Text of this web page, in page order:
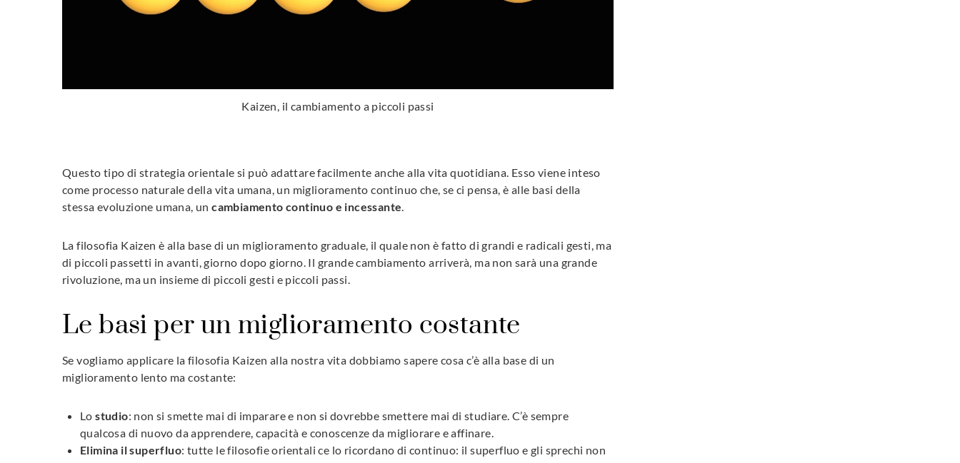
Kaizen, il cambiamento a piccoli passi
Questo tipo di strategia orientale si può adattare facilmente anche alla vita quotidiana. Esso viene inteso
come processo naturale della vita umana, un miglioramento continuo che, se ci pensa, è alle basi della
stessa evoluzione umana, uncambiamento continuo e incessante.
La filosofia Kaizen è alla base di un miglioramento graduale, il quale non è fatto di grandi e radicali gesti, ma
di piccoli passetti in avanti, giorno dopo giorno. Il grande cambiamento arriverà, ma non sarà una grande
rivoluzione, ma un insieme di piccoli gesti e piccoli passi.
Le basi per un miglioramento costante
Se vogliamo applicare la filosofia Kaizen alla nostra vita dobbiamo sapere cosa c’è alla base di un
miglioramento lento ma costante:
Lostudio: non si smette mai di imparare e non si dovrebbe smettere mai di studiare. C’è sempre
qualcosa di nuovo da apprendere, capacità e conoscenze da migliorare e affinare.
Elimina il superfluo: tutte le filosofie orientali ce lo ricordano di continuo: il superfluo e gli sprechi non